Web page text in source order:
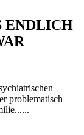
ENDLICH
problematisch